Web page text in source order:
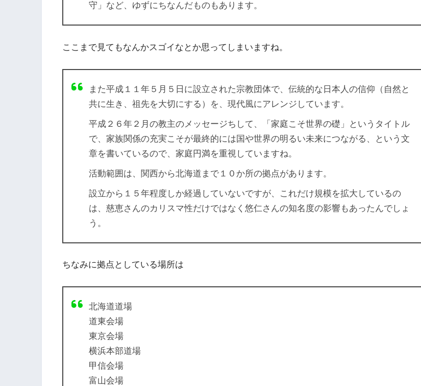
守」など、ゆずにちなんだものもあります。
ここまで見てもなんかスゴイなとか思ってしまいますね。
また平成１１年５月５日に設立された宗教団体で、伝統的な日本人の信仰（自然と
共に生き、祖先を大切にする）を、現代風にアレンジしています。
平成２６年２月の教主のメッセージちして、「家庭こそ世界の礎」というタイトル
で、家族関係の充実こそが最終的には国や世界の明るい未来につながる、という文
章を書いているので、家庭円満を重視していますね。
活動範囲は、関西から北海道まで１０か所の拠点があります。
設立から１５年程度しか経過していないですが、これだけ規模を拡大しているの
は、慈恵さんのカリスマ性だけではなく悠仁さんの知名度の影響もあったんでしょ
う。
ちなみに拠点としている場所は
北海道道場
道東会場
東京会場
横浜本部道場
甲信会場
富山会場